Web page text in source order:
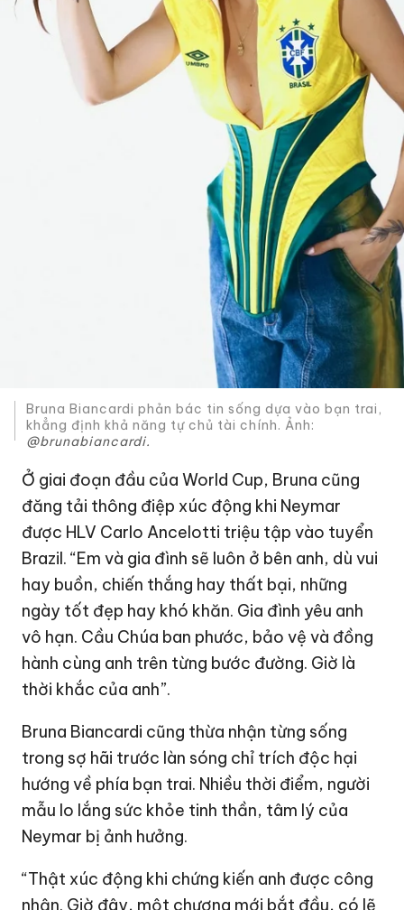
Bruna Biancardi phản bác tin sống dựa vào bạn trai,
khẳng định khả năng tự chủ tài chính. Ảnh:
@brunabiancardi.
Ở giai đoạn đầu của World Cup, Bruna cũng
đăng tải thông điệp xúc động khi Neymar
được HLV Carlo Ancelotti triệu tập vào tuyển
Brazil. “Em và gia đình sẽ luôn ở bên anh, dù vui
hay buồn, chiến thắng hay thất bại, những
ngày tốt đẹp hay khó khăn. Gia đình yêu anh
vô hạn. Cầu Chúa ban phước, bảo vệ và đồng
hành cùng anh trên từng bước đường. Giờ là
thời khắc của anh”.
Bruna Biancardi cũng thừa nhận từng sống
trong sợ hãi trước làn sóng chỉ trích độc hại
hướng về phía bạn trai. Nhiều thời điểm, người
mẫu lo lắng sức khỏe tinh thần, tâm lý của
Neymar bị ảnh hưởng.
“Thật xúc động khi chứng kiến anh được công
nhận. Giờ đây, một chương mới bắt đầu, có lẽ